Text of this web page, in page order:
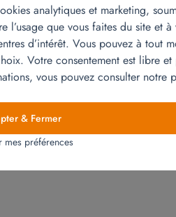
d’appartement se passe
après des années
les personnes mutées en France
assurance, ouverture de
l’obtention des visas,
essentiel de ce service apporté par
différentes administrations. Ce
vous sur le site du
analytiques et marketing,
l’usage que vous faites du site et à
d’intérêt. Vous pouvez à tout
Votre consentement est libre et
vous pouvez consulter notre
& Fermer
préférences